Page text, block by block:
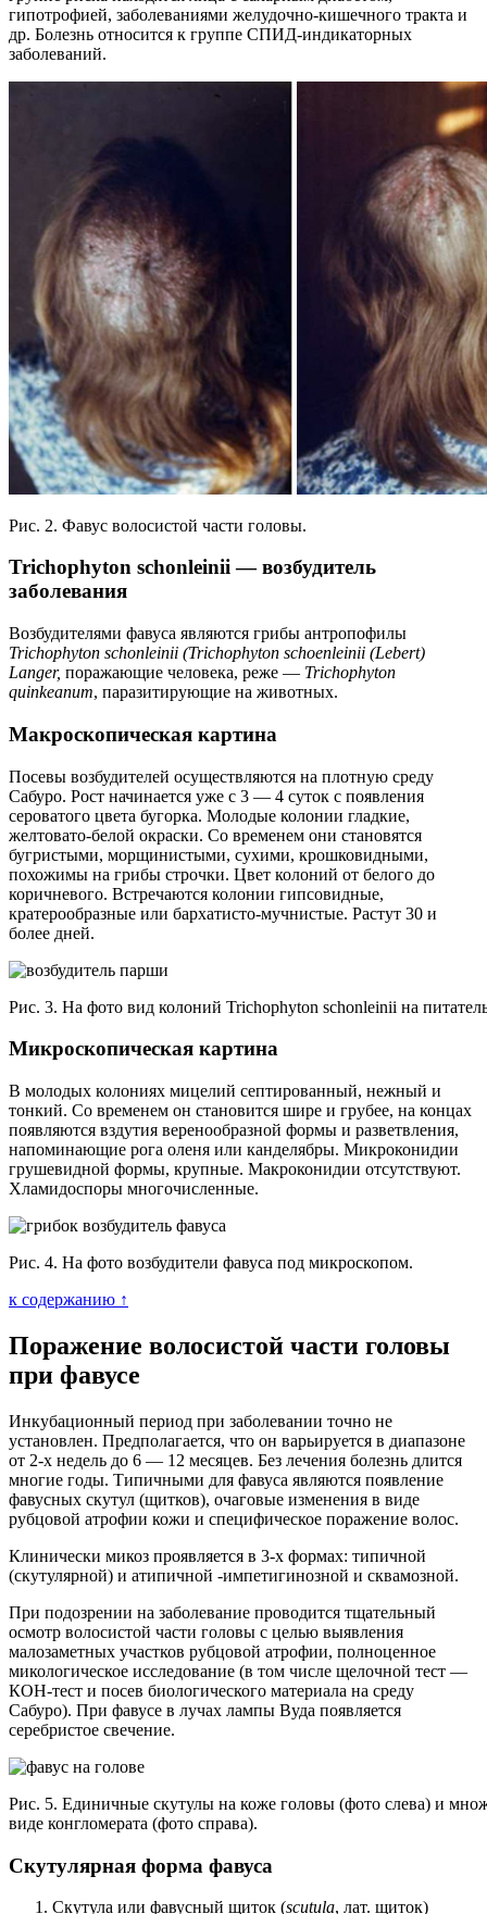
гипотрофией, заболеваниями желудочно-кишечного тракта и
др. Болезнь относится к группе СПИД-индикаторных
заболеваний.
Рис. 2. Фавус волосистой части головы.
Trichophyton schоnleinii — возбудитель
заболевания
Возбудителями фавуса являются грибы антропофилы
Trichophyton schonleinii (Trichophyton schoеnleinii (Lebert)
Langer, поражающие человека, реже — Trichophyton
quinkeanum, паразитирующие на животных.
Макроскопическая картина
Посевы возбудителей осуществляются на плотную среду
Сабуро. Рост начинается уже с 3 — 4 суток с появления
сероватого цвета бугорка. Молодые колонии гладкие,
желтовато-белой окраски. Со временем они становятся
бугристыми, морщинистыми, сухими, крошковидными,
похожимы на грибы строчки. Цвет колоний от белого до
коричневого. Встречаются колонии гипсовидные,
кратерообразные или бархатисто-мучнистые. Растут 30 и
более дней.
Рис. 3. На фото вид колоний Trichophyton schonleinii на
Микроскопическая картина
В молодых колониях мицелий септированный, нежный и
тонкий. Со временем он становится шире и грубее, на концах
появляются вздутия веренообразной формы и разветвления,
напоминающие рога оленя или канделябры. Микроконидии
грушевидной формы, крупные. Макроконидии отсутствуют.
Хламидоспоры многочисленные.
Рис. 4. На фото возбудители фавуса под микроскопом.
к содержанию ↑
Поражение волосистой части головы
при фавусе
Инкубационный период при заболевании точно не
установлен. Предполагается, что он варьируется в диапазоне
от 2-х недель до 6 — 12 месяцев. Без лечения болезнь длится
многие годы. Типичными для фавуса являются появление
фавусных скутул (щитков), очаговые изменения в виде
рубцовой атрофии кожи и специфическое поражение волос.
Клинически микоз проявляется в 3-х формах: типичной
(скутулярной) и атипичной -импетигинозной и сквамозной.
При подозрении на заболевание проводится тщательный
осмотр волосистой части головы с целью выявления
малозаметных участков рубцовой атрофии, полноценное
микологическое исследование (в том числе щелочной тест —
КОН-тест и посев биологического материала на среду
Сабуро). При фавусе в лучах лампы Вуда появляется
серебристое свечение.
Рис. 5. Единичные скутулы на коже головы (фото слева) и
виде конгломерата (фото справа).
Скутулярная форма фавуса
Скутула или фавусный щиток (scutula, лат. щиток)